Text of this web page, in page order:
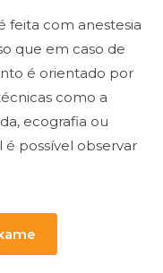
feita com anestesia
que em caso de
é orientado por
como a
ecografia ou
é possível observar